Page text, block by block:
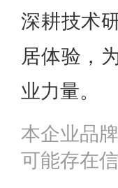
深耕技术
居体验，
业力量。
本企业品
可能存在